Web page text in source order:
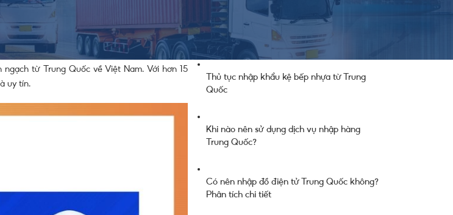
nghiệp
từ Trung Quốc về Việt Nam. Với hơn 15
uy tín.
Thông Tin Cung Cầu
Tin Thị Trường
Bài Hay Nên Đọc
Thủ tục nhập khẩu kệ bếp nhựa từ Trung
Quốc
Khi nào nên sử dụng dịch vụ nhập hàng
Trung Quốc?
Có nên nhập đồ điện tử Trung Quốc không?
Phân tích chi tiết